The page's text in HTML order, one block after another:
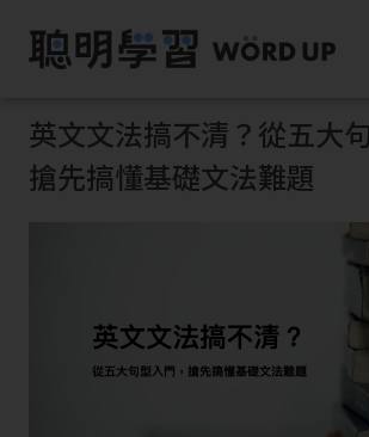
英文文法搞不清？從五大
搶先搞懂基礎文法難題